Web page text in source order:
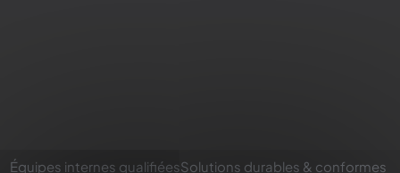
Équipes internes qualifiéesSolutions durables & conformes